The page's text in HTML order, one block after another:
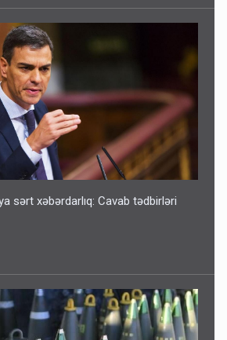
sərt xəbərdarlıq: Cavab tədbirləri